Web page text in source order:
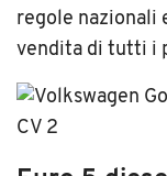
regole nazionali
vendita di tutti i